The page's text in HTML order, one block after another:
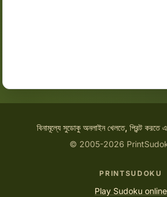
বিনামূল্যে সুডোকু অনলাইন খেলতে, প্রিন্ট
© 2005-2026
PRINTSUDOKU
Play Sudoku online